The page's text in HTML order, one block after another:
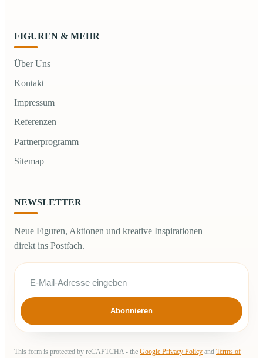
FIGUREN & MEHR
Über Uns
Kontakt
Impressum
Referenzen
Partnerprogramm
Sitemap
NEWSLETTER
Neue Figuren, Aktionen und kreative Inspirationen
direkt ins Postfach.
Abonnieren
This form is protected by reCAPTCHA - the Google Privacy Policy and Terms of